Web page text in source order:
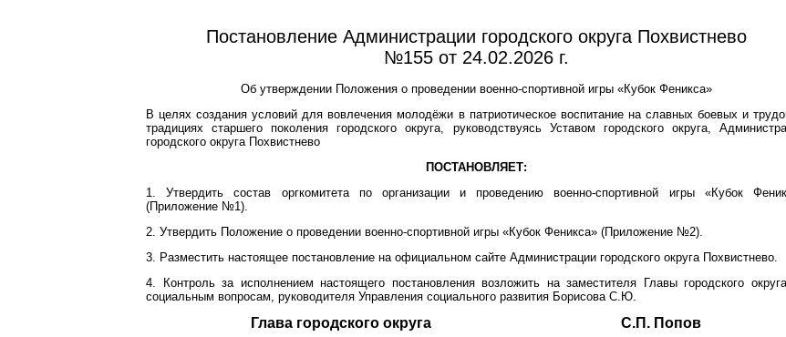
Постановление Администрации городского округа Похвистнево
№155 от 24.02.2026 г.
Об утверждении Положения о проведении военно-спортивной игры «Кубок Феникса»
В целях создания условий для вовлечения молодёжи в патриотическое воспитание на славных боевых и
традициях старшего поколения городского округа, руководствуясь Уставом городского округа,
городского округа Похвистнево
ПОСТАНОВЛЯЕТ:
1. Утвердить состав оргкомитета по организации и проведению военно-спортивной игры «Кубок
(Приложение №1).
2. Утвердить Положение о проведении военно-спортивной игры «Кубок Феникса» (Приложение №2).
3. Разместить настоящее постановление на официальном сайте Администрации городского округа Похвистнево.
4. Контроль за исполнением настоящего постановления возложить на заместителя Главы городского
социальным вопросам, руководителя Управления социального развития Борисова С.Ю.
Глава городского округа С.П. Попов